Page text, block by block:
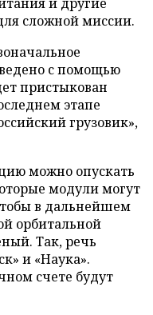
сложной миссии.
с помощью
пристыкован
этапе
грузовик»,
можно опускать
модули могут
в дальнейшем
орбитальной
Так, речь
и «Наука».
счете будут